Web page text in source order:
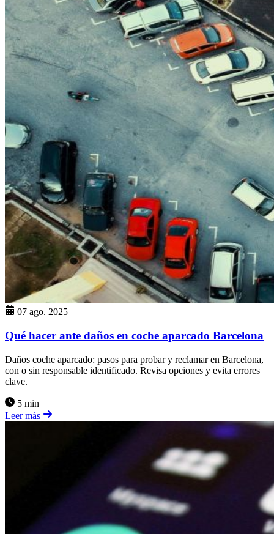
07 ago. 2025
Qué hacer ante daños en coche aparcado Barcelona
Daños coche aparcado: pasos para probar y reclamar en Barcelona,
con o sin responsable identificado. Revisa opciones y evita errores
clave.
5 min
Leer más